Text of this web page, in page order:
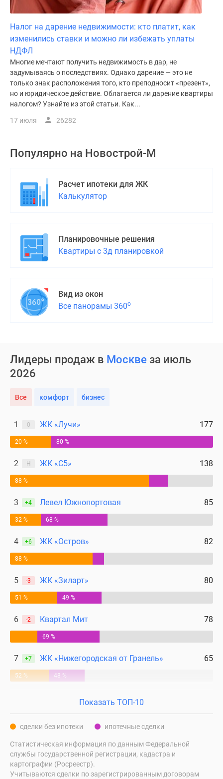
Налог на дарение недвижимости: кто платит, как
изменились ставки и можно ли избежать уплаты
НДФЛ
Многие мечтают получить недвижимость в дар, не
задумываясь о последствиях. Однако дарение — это не
только знак расположения того, кто преподносит «презент»,
но и юридическое действие. Облагается ли дарение квартиры
налогом? Узнайте из этой статьи. Как...
17 июля 26282
Популярно на Новострой-М
Расчет ипотеки для ЖК
Калькулятор
Планировочные решения
Квартиры с 3д планировкой
Вид из окон
Все панорамы 360о
Лидеры продаж в Москве за июль
2026
Все комфорт бизнес
1 0 ЖК «Лучи» 177
20 % 80 %
2 Н ЖК «С5» 138
88 %
3 +4 Левел Южнопортовая 85
32 % 68 %
4 +6 ЖК «Остров» 82
88 %
5 -3 ЖК «Зиларт» 80
51 % 49 %
6 -2 Квартал Мит 78
69 %
7 +7 ЖК «Нижегородская от Гранель» 65
52 % 48 %
Показать ТОП-10
сделки без ипотеки ипотечные сделки
Статистическая информация по данным Федеральной
службы государственной регистрации, кадастра и
картографии (Росреестр).
Учитываются сделки по зарегистрированным договорам